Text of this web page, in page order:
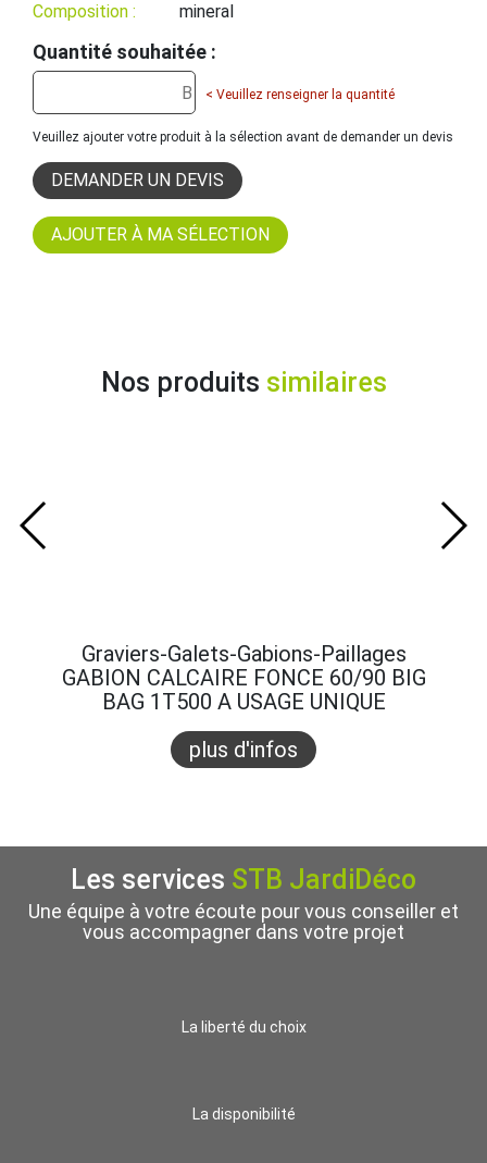
Composition :
mineral
Quantité souhaitée :
< Veuillez renseigner la quantité
Veuillez ajouter votre produit à la sélection avant de demander un devis
DEMANDER UN DEVIS
Nos produits similaires
Graviers-Galets-Gabions-Paillages
GABION CALCAIRE FONCE 60/90 BIG
BAG 1T500 A USAGE UNIQUE
plus d'infos
Les services STB JardiDéco
Une équipe à votre écoute pour vous conseiller et
vous accompagner dans votre projet
La liberté du choix
La disponibilité